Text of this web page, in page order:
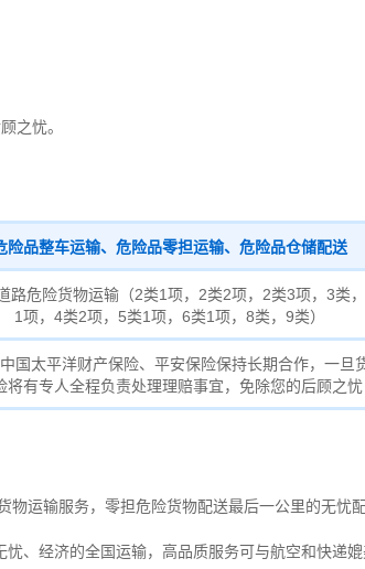
之忧。
险品整车运输、危险品零担运输、危险品仓储配送
路危险货物运输（2类1项，2类2项，2类3项，3类
1项，4类2项，5类1项，6类1项，8类，9类）
国太平洋财产保险、平安保险保持长期合作，一旦
将有专人全程负责处理理赔事宜，免除您的后顾之忧
运输服务，零担危险货物配送最后一公里的无忧配
、经济的全国运输，高品质服务可与航空和快递媲